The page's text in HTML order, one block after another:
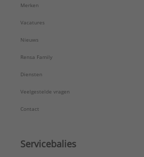
Merken
Vacatures
Nieuws
Rensa Family
Diensten
Veelgestelde vragen
Contact
Servicebalies